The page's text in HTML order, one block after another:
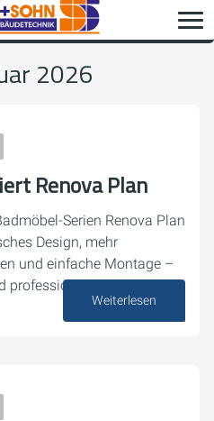
2026
Renova Plan
Serien Renova Plan
Design, mehr
und einfache Montage –
professionelle Projekte.
Weiterlesen